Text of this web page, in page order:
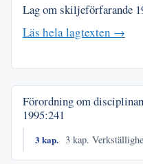
Lag om skiljeförfarande
Läs hela lagtexten →
Förordning om
1995:241
3 kap. 3 kap.